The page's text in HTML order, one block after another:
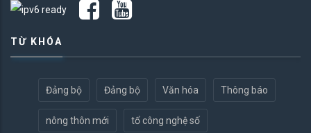
TỪ KHÓA
Đảng bộ Đảng bộ Văn hóa Thông báo
nông thôn mới tổ công nghệ số